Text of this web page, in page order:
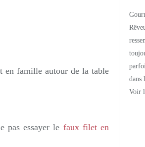
en famille autour de la table
pas essayer le faux filet en
dans
Voir